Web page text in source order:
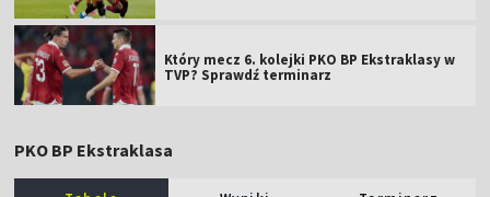
Który mecz 6. kolejki PKO BP Ekstraklasy w
TVP? Sprawdź terminarz
PKO BP Ekstraklasa